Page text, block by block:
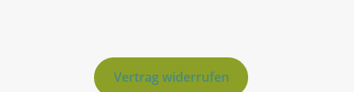
Vertrag widerrufen